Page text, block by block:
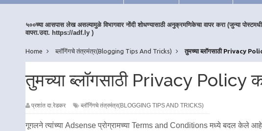
५००च्या आसपास लेख असल्यामुळे विभागवार नोंदी शोधण्यासाठी अनुक्रमणिकेचा वापर करा (जुन्या
वापरा.उदा. https://adf.ly )
Home ब्लॉगिंगचे तंत्रमंत्र(Blogging Tips And Tricks) तुमच्या ब्लॉगसाठी Privacy
तुमच्या ब्लॉगसाठी Privacy Policy
प्रशांत दा.रेडकर ब्लॉगिंगचे तंत्रमंत्र(BLOGGING TIPS AND TRICKS)
गूगलने त्यांच्या Adsense प्रोग्रामच्या Terms and Conditions मध्ये बदल केले